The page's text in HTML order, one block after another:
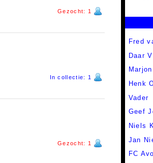
Gezocht: 1
In collectie: 1
Gezocht: 1
Fred
Daar
Henk
Vader
Geef
Niels
Jan
FC